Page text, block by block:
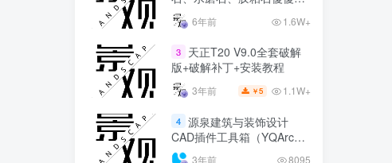
不清楚
6年前
天正T20 V9.0全套破解
版+破解补丁+安装教程
3年前 ￥5 1.1W+
源泉建筑与装饰设计
CAD插件工具箱（YQArch
6.7.4）
3年前 8095